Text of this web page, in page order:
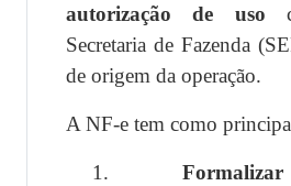
autorização de uso
Secretaria de Fazenda
de origem da operação.
A NF-e tem como
1.